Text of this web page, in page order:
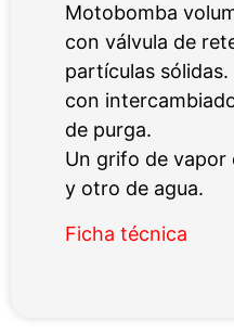
Motobomba
con válvula de
partículas
con
de purga.
Un grifo de vapor
y otro de agua.
Ficha técnica